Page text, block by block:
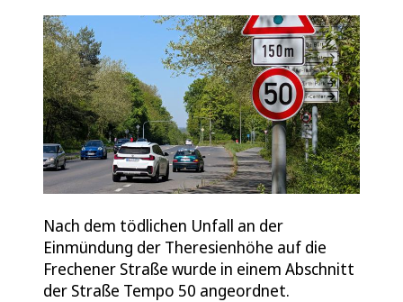
Nach dem tödlichen Unfall an der
Einmündung der Theresienhöhe auf die
Frechener Straße wurde in einem Abschnitt
der Straße Tempo 50 angeordnet.